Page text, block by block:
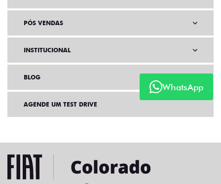
WhatsApp
PÓS VENDAS
INSTITUCIONAL
BLOG
AGENDE UM TEST DRIVE